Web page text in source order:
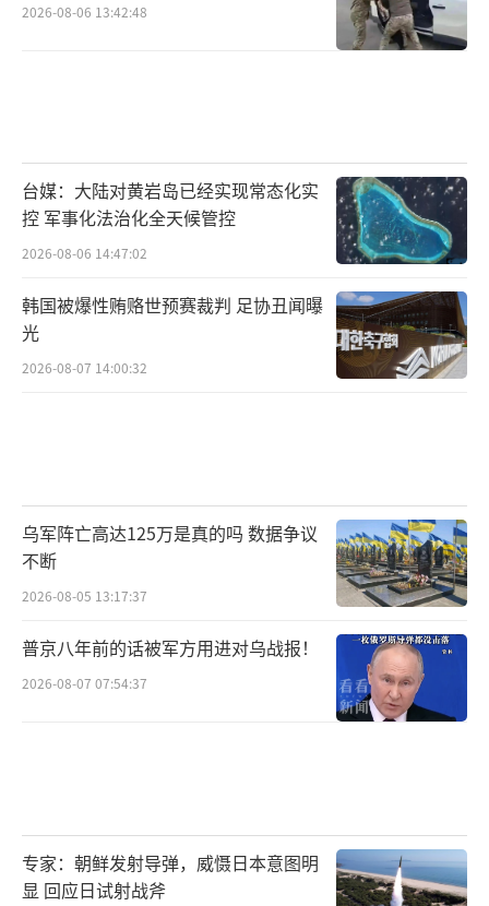
2026-08-06 13:42:48
台媒：大陆对黄岩岛已经实现常态化实
控 军事化法治化全天候管控
2026-08-06 14:47:02
韩国被爆性贿赂世预赛裁判 足协丑闻曝
光
2026-08-07 14:00:32
乌军阵亡高达125万是真的吗 数据争议
不断
2026-08-05 13:17:37
普京八年前的话被军方用进对乌战报！
2026-08-07 07:54:37
专家：朝鲜发射导弹，威慑日本意图明
显 回应日试射战斧